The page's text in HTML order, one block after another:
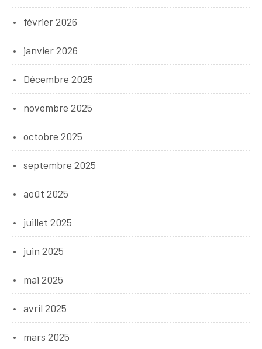
février 2026
janvier 2026
Décembre 2025
novembre 2025
octobre 2025
septembre 2025
août 2025
juillet 2025
juin 2025
mai 2025
avril 2025
mars 2025